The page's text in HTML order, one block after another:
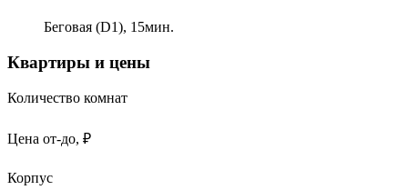
Беговая (D1), 15мин.
Квартиры и цены
Количество комнат
Цена от-до, ₽
Корпус